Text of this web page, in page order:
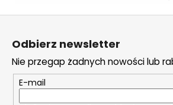
S
Odbierz newsletter
Nie przegap żadnych nowości lub
E-mail